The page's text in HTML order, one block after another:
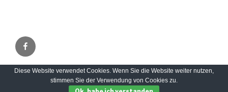
Facebook
Impressum Stolz präsentiert von WordPress
Diese Website verwendet Cookies. Wenn Sie die Website weiter nutzen,
stimmen Sie der Verwendung von Cookies zu.